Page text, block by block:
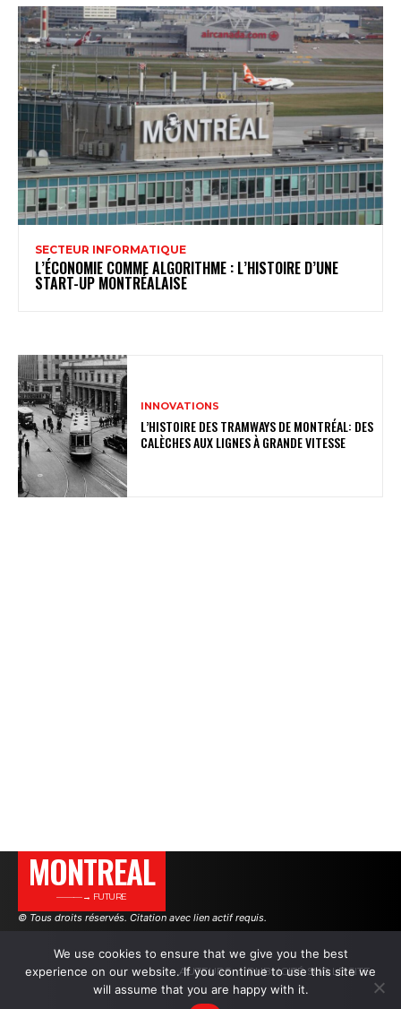
SECTEUR INFORMATIQUE
L’ÉCONOMIE COMME ALGORITHME : L’HISTOIRE D’UNE
START-UP MONTRÉALAISE
INNOVATIONS
L’HISTOIRE DES TRAMWAYS DE MONTRÉAL: DES
CALÈCHES AUX LIGNES À GRANDE VITESSE
MONTREAL
———→ FUTURE
© Tous droits réservés. Citation avec lien actif requis.
AUTEURS PUBLICITÉ SUR LE SITE
We use cookies to ensure that we give you the best
experience on our website. If you continue to use this site we
will assume that you are happy with it.